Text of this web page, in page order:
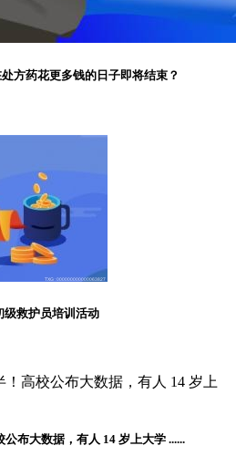
方药花更多钱的日子即将结束？
级救护员培训活动
布大数据，有人 14 岁上大学 ......